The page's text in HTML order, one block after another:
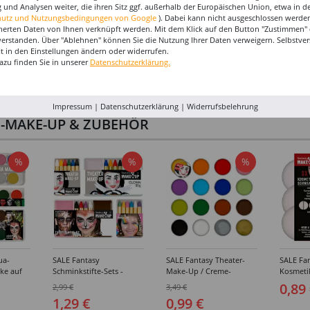
MAKE-UP & ZUBEHÖR
%
auf
%
SALE Fantasy
Schminkstifte-Sets -
Ausführungen
2,99 €
1,29 €
%
SALE Fantasy Theater-
Make-Up / Creme-
25g - Verschiedene
Karnevalsfarben
3,49 €
0,99 €
SALE
0,89
und Analysen weiter, die ihren Sitz ggf. außerhalb der Europäischen Union, etwa in
und Nutzungsbedingungen von Google ). Dabei kann nicht ausgeschlossen
Daten von Ihnen verknüpft werden. Mit dem Klick auf den Button "Zustimmen"
Über "Ablehnen" können Sie die Nutzung Ihrer Daten verweigern.
in den Einstellungen ändern oder widerrufen.
finden Sie in unserer Datenschutzerklärung.
Impressum| Datenschutzerklärung| Widerrufsbelehrung